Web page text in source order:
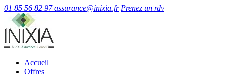
01 85 56 82 97 assurance@inixia.fr Prenez un rdv
Accueil
Offres